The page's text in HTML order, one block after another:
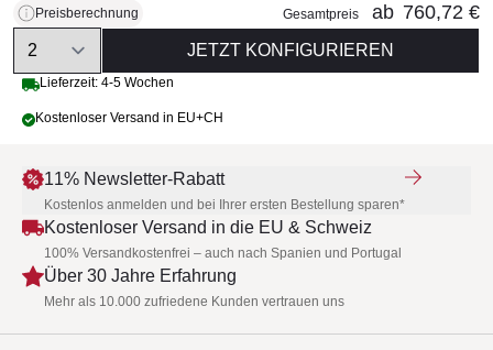
Preisberechnung
Gesamtpreis
ab 760,72 €
Quantity
JETZT KONFIGURIEREN
Lieferzeit: 4-5 Wochen
Kostenloser Versand in EU+CH
11% Newsletter-Rabatt
Kostenlos anmelden und bei Ihrer ersten Bestellung sparen*
Kostenloser Versand in die EU & Schweiz
100% Versandkostenfrei – auch nach Spanien und Portugal
Über 30 Jahre Erfahrung
Mehr als 10.000 zufriedene Kunden vertrauen uns